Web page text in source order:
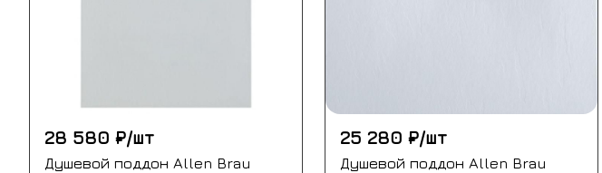
28 580 ₽/шт
Душевой поддон Allen Brau
25 280 ₽/шт
Душевой поддон Allen Brau